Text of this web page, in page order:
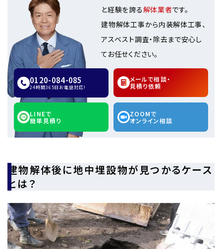
と経験を誇る解体業者です。
建物解体工事から内装解体工事、
アスベスト調査・除去まで安心し
てお任せください。
0120-084-085
24時間365日お電話対応!
メールで相談・
見積り依頼
LINEで
簡単見積り
ZOOMで
オンライン相談
建物解体後に地中埋設物が見つかるケース
とは？